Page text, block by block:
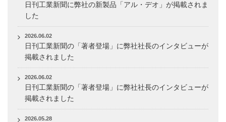
日刊工業新聞に弊社の新製品「アル・デオ」が掲載されま
した
2026.06.02
日刊工業新聞の「著者登場」に弊社社長のインタビューが
掲載されました
2026.06.02
日刊工業新聞の「著者登場」に弊社社長のインタビューが
掲載されました
2026.05.28